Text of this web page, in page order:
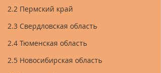
2.2 Пермский край
2.3 Свердловская область
2.4 Тюменская область
2.5 Новосибирская область